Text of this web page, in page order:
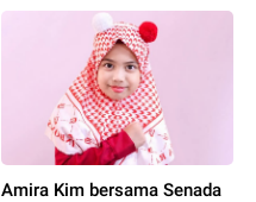
Amira Kim bersama Senada